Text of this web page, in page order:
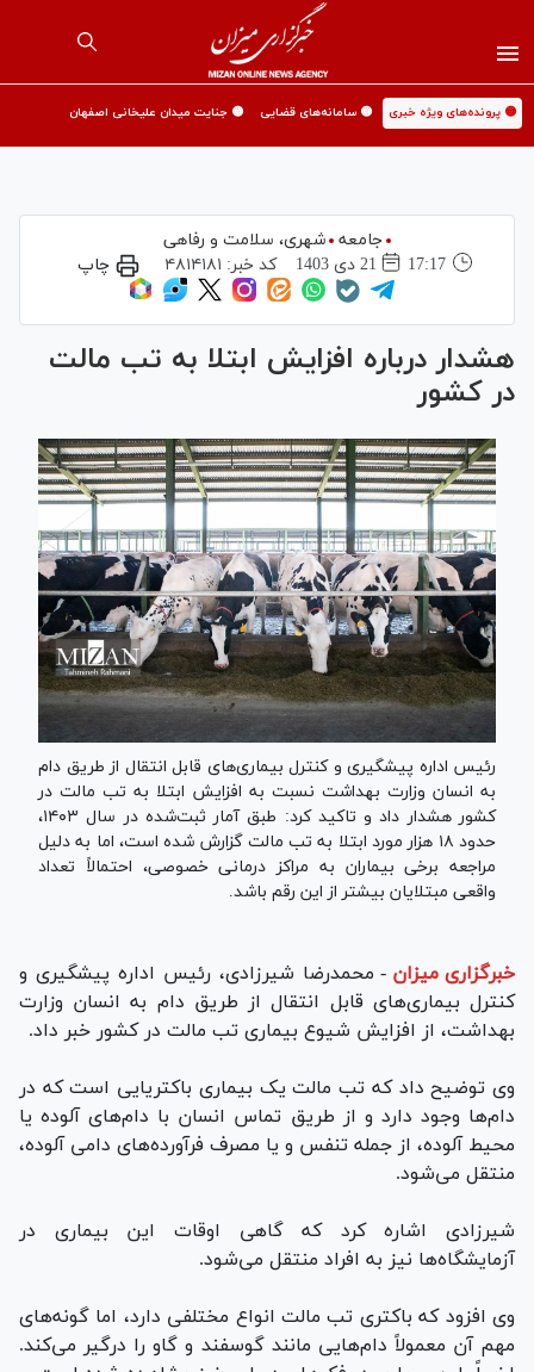
🟡 پرونده‌های ویژه خبری 🟡 سامانه‌های قضایی 🟡 جنایت میدان علیخانی اصفهان
جامعه
شهری،‌ سلامت و رفاهی
17:17
21 دی 1403 کد خبر: ۴۸۱۴۱۸۱ چاپ
هشدار درباره افزایش ابتلا به تب مالت
در کشور
رئیس اداره پیشگیری و کنترل بیماری‌های قابل انتقال از طریق دام
به انسان وزارت بهداشت نسبت به افزایش ابتلا به تب مالت در
کشور هشدار داد و تاکید کرد: طبق آمار ثبت‌شده در سال ۱۴۰۳،
حدود ۱۸ هزار مورد ابتلا به تب مالت گزارش شده است، اما به دلیل
مراجعه برخی بیماران به مراکز درمانی خصوصی، احتمالاً تعداد
واقعی مبتلایان بیشتر از این رقم باشد.
خبرگزاری میزان - محمدرضا شیرزادی، رئیس اداره پیشگیری و
کنترل بیماری‌های قابل انتقال از طریق دام به انسان وزارت
بهداشت، از افزایش شیوع بیماری تب مالت در کشور خبر داد.
وی توضیح داد که تب مالت یک بیماری باکتریایی است که در
دام‌ها وجود دارد و از طریق تماس انسان با دام‌های آلوده یا
محیط آلوده، از جمله تنفس و یا مصرف فرآورده‌های دامی آلوده،
منتقل می‌شود.
شیرزادی اشاره کرد که گاهی اوقات این بیماری در
آزمایشگاه‌ها نیز به افراد منتقل می‌شود.
وی افزود که باکتری تب مالت انواع مختلفی دارد، اما گونه‌های
مهم آن معمولاً دام‌هایی مانند گوسفند و گاو را درگیر می‌کند.